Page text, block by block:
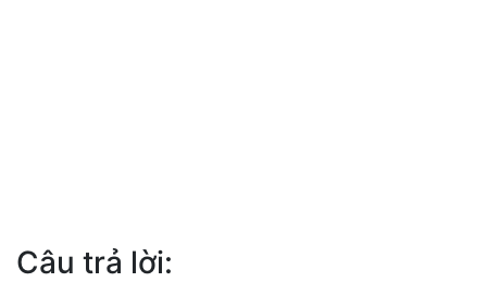
Câu trả lời: